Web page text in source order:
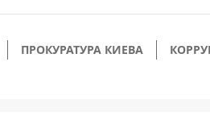
ПРОКУРАТУРА КИЕВА